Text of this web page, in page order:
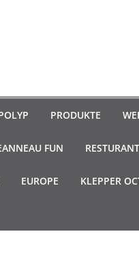
PRODUKTE
FUN
EUROPE KLEPPER